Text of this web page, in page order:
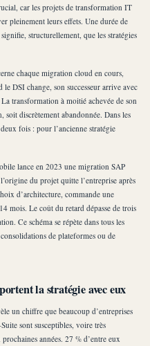
car les projets de transformation IT
pleinement leurs effets. Une durée de
structurellement, que les stratégies
chaque migration cloud en cours,
DSI change, son successeur arrive avec
transformation à moitié achevée de son
soit discrètement abandonnée. Dans les
fois : pour l’ancienne stratégie
lance en 2023 une migration SAP
du projet quitte l’entreprise après
d’architecture, commande une
mois. Le coût du retard dépasse de trois
Ce schéma se répète dans tous les
de plateformes ou de
la stratégie avec eux
un chiffre que beaucoup d’entreprises
sont susceptibles, voire très
années. 27 % d’entre eux